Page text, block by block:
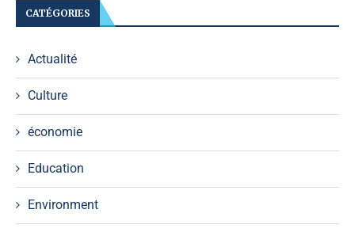
CATÉGORIES
Actualité
Culture
économie
Education
Environment